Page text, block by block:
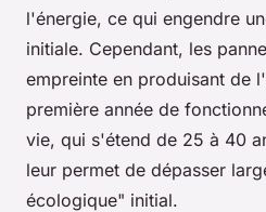
l'énergie, ce qui engendre
initiale. Cependant, les
empreinte en produisant de
première année de
vie, qui s'étend de 25 à 40
leur permet de dépasser
écologique" initial.